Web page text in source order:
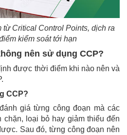
từ Critical Control Points, dịch ra
kiểm soát tới hạn
nên sử dụng CCP?
được thời điểm khi nào nên và
CCP?
giá từng công đoạn mà các
chặn, loại bỏ hay giảm thiểu đến
Sau đó, từng công đoạn nên